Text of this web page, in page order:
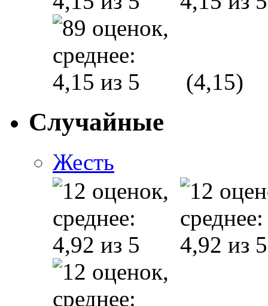
(4,15)
Случайные
Жесть